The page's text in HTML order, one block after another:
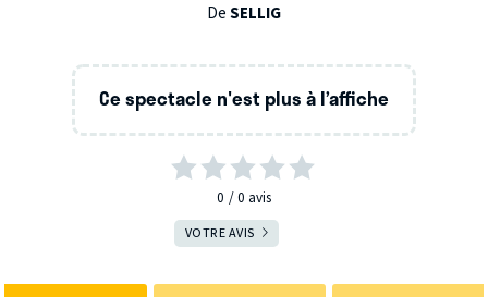
DeSELLIG
Ce spectacle n'est plus à l’affiche
0 0 avis
VOTRE AVIS